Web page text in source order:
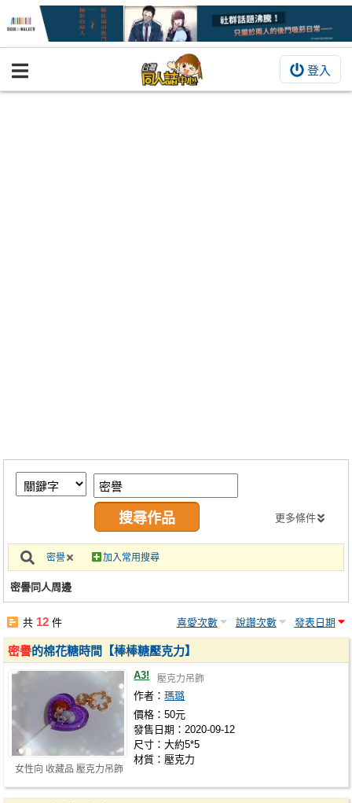
登入
BOOKY書集倉庫
繪圖藝廊
交流中心
攤位轉讓區
會員功能選單
註冊會員
更多條件
密譽 加入常用搜尋
密譽同人周邊
共 12 件 喜愛次數 說讚次數 發表日期
女性向 收藏品 壓克力吊飾
密譽的棉花糖時間【棒棒糖壓克力】
A3! 壓克力吊飾
作者：瑪璐
價格：50元
發售日期：2020-09-12
尺寸：大約5*5
材質：壓克力